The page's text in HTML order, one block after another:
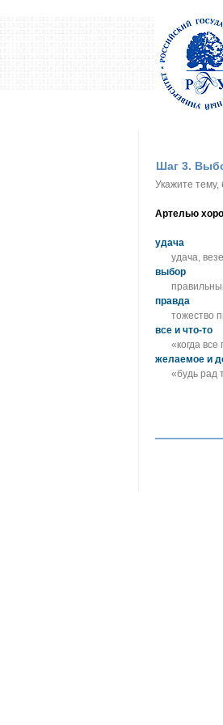
Шаг 3.
Укажите
Артелью
удача
удача,
выбор
правда
тожество
все и что-то
«когда
желаемое и
«будь рад